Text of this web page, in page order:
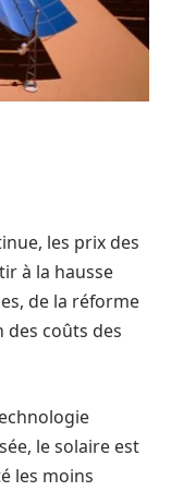
les prix des
à la hausse
de la réforme
des coûts des
le solaire est
les moins